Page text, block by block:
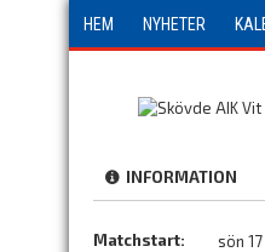
HEM NYHETER
INFORMATION
Matchstart:
sön